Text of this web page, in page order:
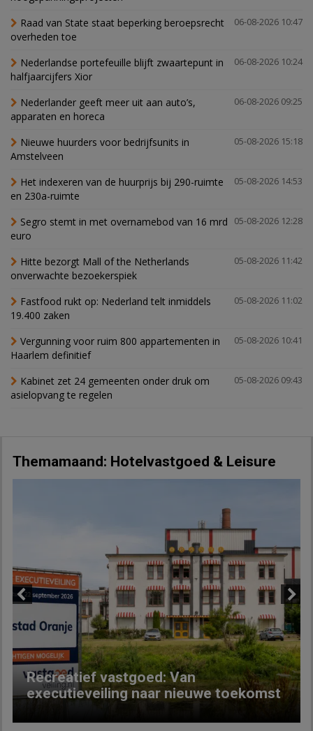
06-08-2026 10:47
Raad van State staat beperking beroepsrecht
overheden toe
06-08-2026 10:24
Nederlandse portefeuille blijft zwaartepunt in
halfjaarcijfers Xior
06-08-2026 09:25
Nederlander geeft meer uit aan auto’s,
apparaten en horeca
05-08-2026 15:18
Nieuwe huurders voor bedrijfsunits in
Amstelveen
05-08-2026 14:53
Het indexeren van de huurprijs bij 290-ruimte
en 230a-ruimte
05-08-2026 12:28
Segro stemt in met overnamebod van 16 mrd
euro
05-08-2026 11:42
Hitte bezorgt Mall of the Netherlands
onverwachte bezoekerspiek
05-08-2026 11:02
Fastfood rukt op: Nederland telt inmiddels
19.400 zaken
05-08-2026 10:41
Vergunning voor ruim 800 appartementen in
Haarlem definitief
05-08-2026 09:43
Kabinet zet 24 gemeenten onder druk om
asielopvang te regelen
Themamaand: Hotelvastgoed & Leisure
Recreatief vastgoed: Van
executieveiling naar nieuwe toekomst
Next